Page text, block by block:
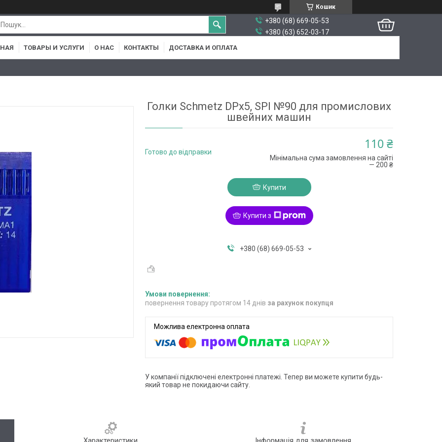
Кошик
+380 (68) 669-05-53
+380 (63) 652-03-17
ТОВАРЫ И УСЛУГИ О НАС КОНТАКТЫ ДОСТАВКА И ОПЛАТА
Голки Schmetz DPx5, SPI №90 для промислових
швейних машин
Готово до відправки
110 ₴
Мінімальна сума замовлення на сайті
— 200 ₴
Купити
Купити з
+380 (68) 669-05-53
повернення товару протягом 14 днів за рахунок покупця
У компанії підключені електронні платежі. Тепер ви можете купити будь-
який товар не покидаючи сайту.